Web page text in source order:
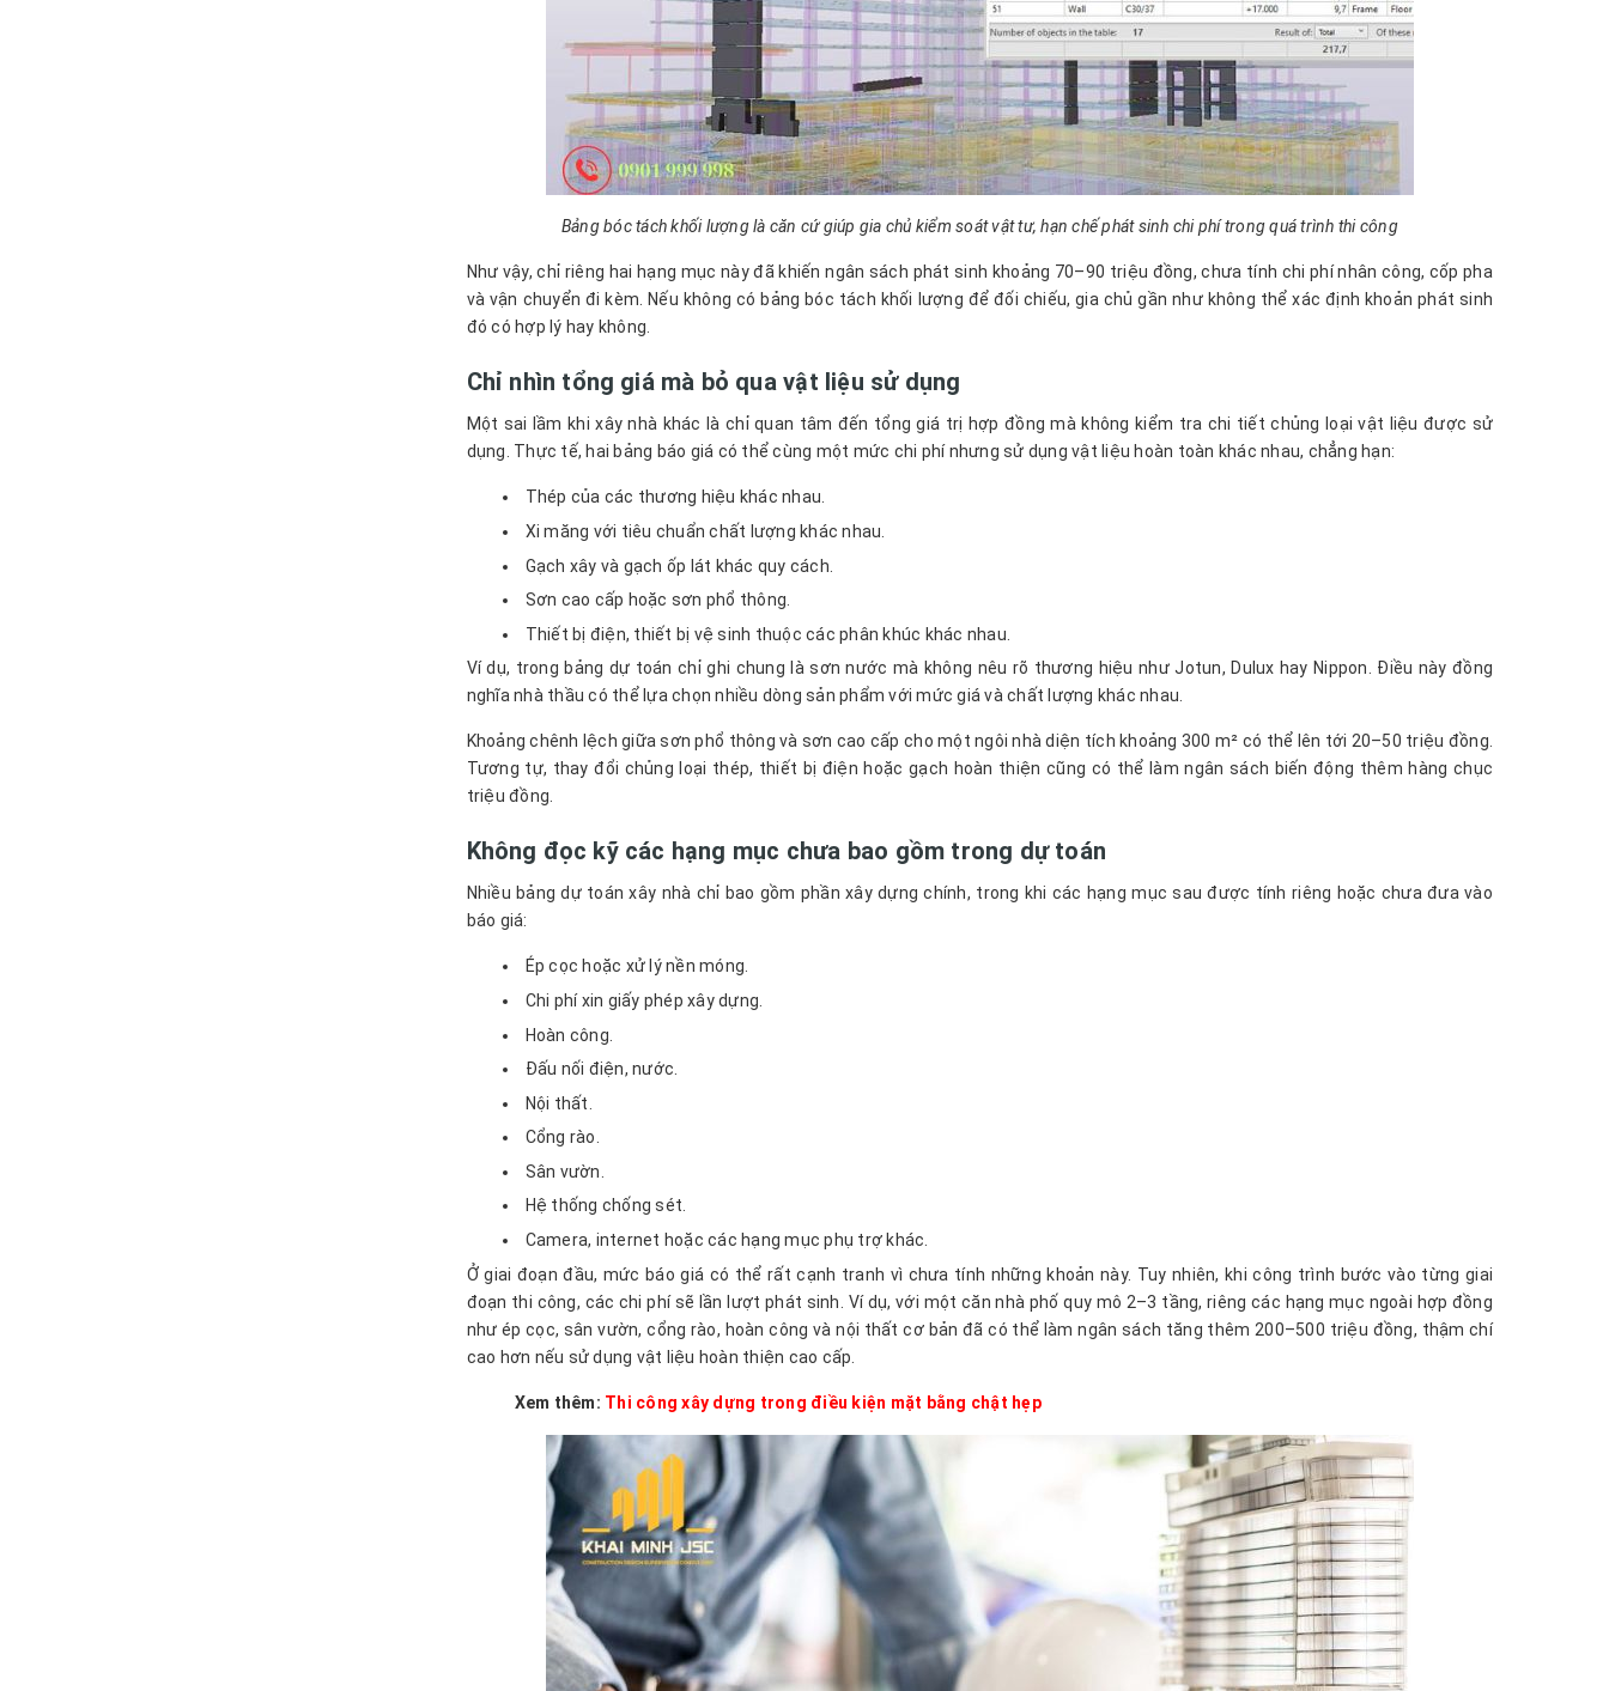
Bảng bóc tách khối lượng là căn cứ giúp gia chủ kiểm soát vật tư, hạn chế phát sinh chi phí trong quá trình thi công
Như vậy, chỉ riêng hai hạng mục này đã khiến ngân sách phát sinh khoảng 70–90 triệu đồng, chưa tính chi phí nhân công, cốp pha
và vận chuyển đi kèm. Nếu không có bảng bóc tách khối lượng để đối chiếu, gia chủ gần như không thể xác định khoản phát sinh
đó có hợp lý hay không.
Chỉ nhìn tổng giá mà bỏ qua vật liệu sử dụng
Một sai lầm khi xây nhà khác là chỉ quan tâm đến tổng giá trị hợp đồng mà không kiểm tra chi tiết chủng loại vật liệu được sử
dụng. Thực tế, hai bảng báo giá có thể cùng một mức chi phí nhưng sử dụng vật liệu hoàn toàn khác nhau, chẳng hạn:
Thép của các thương hiệu khác nhau.
Xi măng với tiêu chuẩn chất lượng khác nhau.
Gạch xây và gạch ốp lát khác quy cách.
Sơn cao cấp hoặc sơn phổ thông.
Thiết bị điện, thiết bị vệ sinh thuộc các phân khúc khác nhau.
Ví dụ, trong bảng dự toán chỉ ghi chung là sơn nước mà không nêu rõ thương hiệu như Jotun, Dulux hay Nippon. Điều này đồng
nghĩa nhà thầu có thể lựa chọn nhiều dòng sản phẩm với mức giá và chất lượng khác nhau.
Khoảng chênh lệch giữa sơn phổ thông và sơn cao cấp cho một ngôi nhà diện tích khoảng 300 m² có thể lên tới 20–50 triệu đồng.
Tương tự, thay đổi chủng loại thép, thiết bị điện hoặc gạch hoàn thiện cũng có thể làm ngân sách biến động thêm hàng chục
triệu đồng.
Không đọc kỹ các hạng mục chưa bao gồm trong dự toán
Nhiều bảng dự toán xây nhà chỉ bao gồm phần xây dựng chính, trong khi các hạng mục sau được tính riêng hoặc chưa đưa vào
báo giá:
Ép cọc hoặc xử lý nền móng.
Chi phí xin giấy phép xây dựng.
Hoàn công.
Đấu nối điện, nước.
Nội thất.
Cổng rào.
Sân vườn.
Hệ thống chống sét.
Camera, internet hoặc các hạng mục phụ trợ khác.
Ở giai đoạn đầu, mức báo giá có thể rất cạnh tranh vì chưa tính những khoản này. Tuy nhiên, khi công trình bước vào từng giai
đoạn thi công, các chi phí sẽ lần lượt phát sinh. Ví dụ, với một căn nhà phố quy mô 2–3 tầng, riêng các hạng mục ngoài hợp đồng
như ép cọc, sân vườn, cổng rào, hoàn công và nội thất cơ bản đã có thể làm ngân sách tăng thêm 200–500 triệu đồng, thậm chí
cao hơn nếu sử dụng vật liệu hoàn thiện cao cấp.
Xem thêm: Thi công xây dựng trong điều kiện mặt bằng chật hẹp